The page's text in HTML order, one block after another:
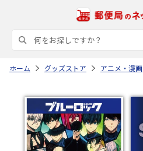
ホーム グッズストア アニメ・漫画